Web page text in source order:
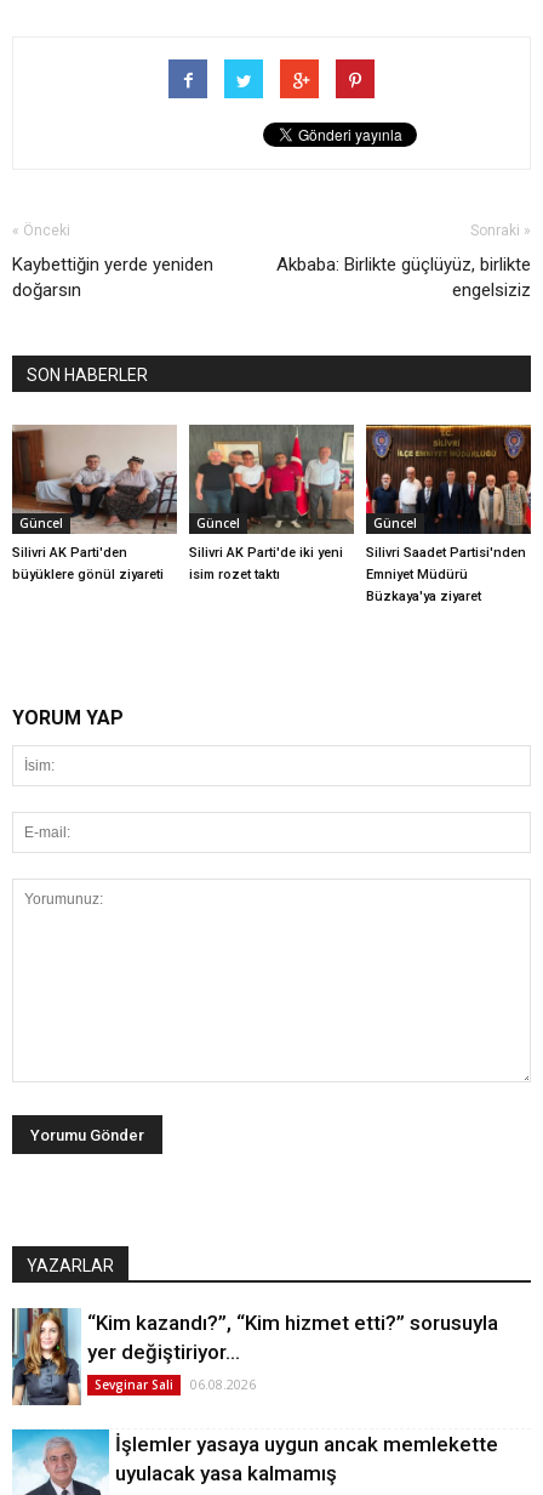
« Önceki
Kaybettiğin yerde yeniden
doğarsın
Sonraki »
Akbaba: Birlikte güçlüyüz, birlikte
engelsiziz
SON HABERLER
Güncel
Silivri AK Parti'den
büyüklere gönül ziyareti
Güncel
Silivri AK Parti'de iki yeni
isim rozet taktı
Güncel
Silivri Saadet Partisi'nden
Emniyet Müdürü
Büzkaya'ya ziyaret
YORUM YAP
YAZARLAR
“Kim kazandı?”, “Kim hizmet etti?” sorusuyla
yer değiştiriyor…
Sevginar Sali 06.08.2026
İşlemler yasaya uygun ancak memlekette
uyulacak yasa kalmamış